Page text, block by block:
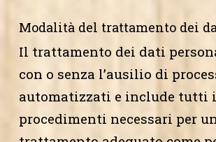
Modalità del trattamento dei
Il trattamento dei dati
con o senza l’ausilio di
automatizzati e include tutti i
procedimenti necessari per